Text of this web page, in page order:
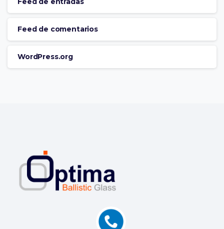
Feed de comentarios
WordPress.org